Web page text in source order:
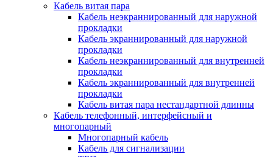
Кабель витая пара
Кабель неэкраннированный для наружной
прокладки
Кабель экраннированный для наружной
прокладки
Кабель неэкраннированный для внутренней
прокладки
Кабель экраннированный для внутренней
прокладки
Кабель витая пара нестандартной длинны
Кабель телефонный, интерфейсный и
многопарный
Многопарный кабель
Кабель для сигнализации